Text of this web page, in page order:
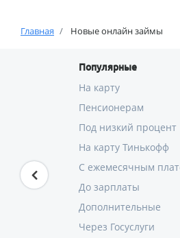
Главная Новые онлайн займы
Популярные
На карту
Пенсионерам
Под низкий процент
На карту Тинькофф
С ежемесячным
До зарплаты
Дополнительные
Через Госуслуги